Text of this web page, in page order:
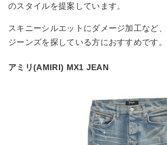
のスタイルを提案しています。
スキニーシルエットにダメージ加工など
ジーンズを探している方におすすめです。
アミリ(AMIRI) MX1 JEAN